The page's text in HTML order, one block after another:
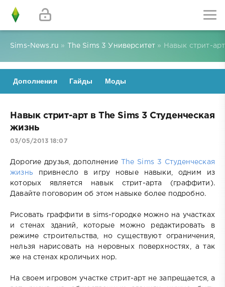
Sims-News.ru » The Sims 3 Университет » Навык стрит-
Дополнения Гайды Моды
Навык стрит-арт в The Sims 3 Студенческая
жизнь
03/05/2013 18:07
Дорогие друзья, дополнение
The Sims 3 Студенческая
жизнь привнесло в игру новые навыки, одним из
которых является навык стрит-арта (граффити).
Давайте поговорим об этом навыке более подробно.
Рисовать граффити в sims-городке можно на участках
и стенах зданий, которые можно редактировать в
режиме строительства, но существуют ограничения,
нельзя нарисовать на неровных поверхностях, а так
же на стенах кроличьих нор.
На своем игровом участке стрит-арт не запрещается, а